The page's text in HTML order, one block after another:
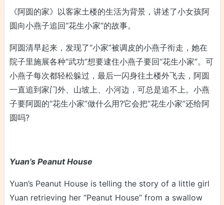
《阿圆的家》以客家土楼的生活为背景，讲述了小女孩阿
圆向小燕子追回“花生小家”的故事。
阿圆清早起来，发现了“小家”被调皮的小燕子衔走，她在
院子里施展各种“武功”想要逮住小燕子要回“花生小家”。可
小燕子每次都轻松躲过，最后一闪身往土楼外飞去，阿圆
一直追到家门外、山坡上、小河边，可总是追不上。小燕
子要阿圆的“花生小家”做什么用?它会把“花生小家”还给阿
圆吗?
Yuan’s Peanut House
Yuan’s Peanut House is telling the story of a little girl
Yuan retrieving her “Peanut House” from a swallow